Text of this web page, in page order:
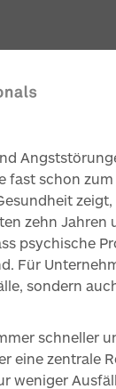
fast schon
zehn Jahren
psychische
Für
sondern
schneller
eine zentrale
weniger